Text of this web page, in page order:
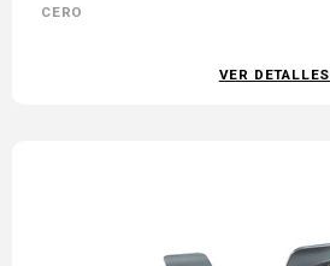
CERO
VER DETALLES